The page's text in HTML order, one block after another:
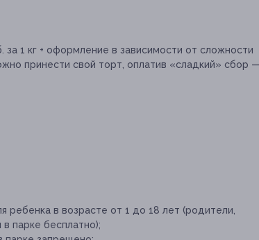
1 кг + оформление в зависимости от сложности
принести свой торт, оплатив «сладкий» сбор —
ребенка в возрасте от 1 до 18 лет (родители,
парке бесплатно);